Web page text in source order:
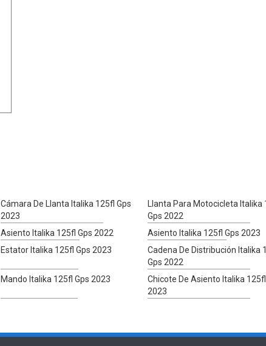
Cámara De Llanta Italika 125fl Gps
2023
Llanta Para Motocicleta Italika
Gps 2022
Asiento Italika 125fl Gps 2022 Asiento Italika 125fl Gps 2023
Estator Italika 125fl Gps 2023
Cadena De Distribución Italika
Gps 2022
Mando Italika 125fl Gps 2023
Chicote De Asiento Italika 125fl
2023